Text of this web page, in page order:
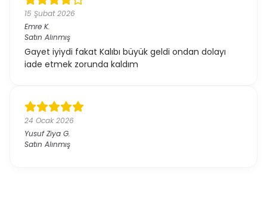
15 Şubat 2026
Emre K.
Satın Alınmış
Gayet iyiydi fakat Kalıbı büyük geldi ondan dolayı
iade etmek zorunda kaldım
24 Ocak 2026
Yusuf Ziya G.
Satın Alınmış